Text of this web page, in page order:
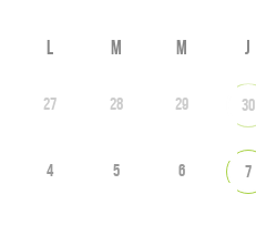
L M M J
27 28 29 30
4 5 6 7